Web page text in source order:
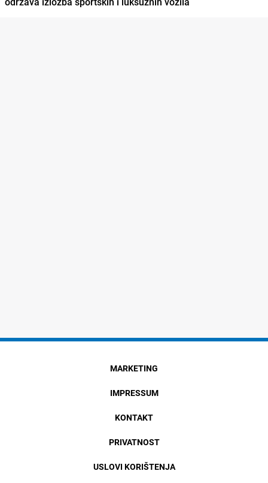
MARKETING
IMPRESSUM
KONTAKT
PRIVATNOST
USLOVI KORIŠTENJA